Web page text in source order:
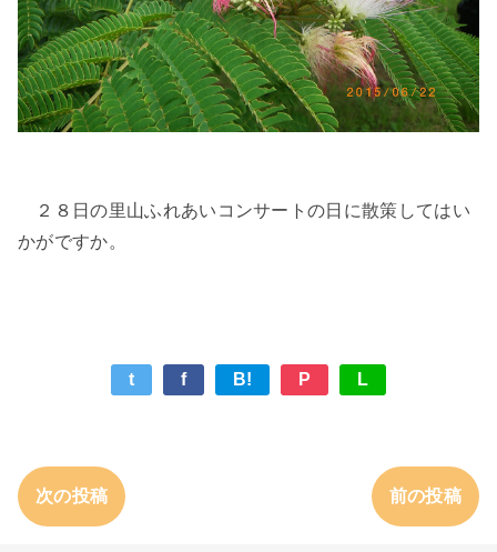
２８日の里山ふれあいコンサートの日に散策してはい
かがですか。
t f B! P L
次の投稿 前の投稿